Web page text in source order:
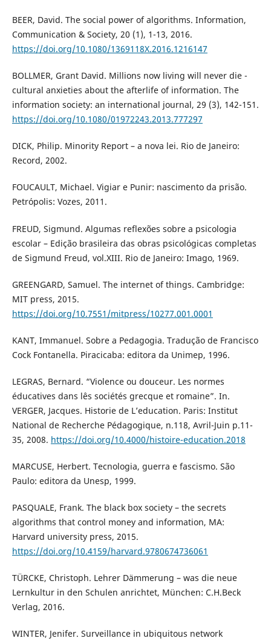
BEER, David. The social power of algorithms. Information,
Communication & Society, 20 (1), 1-13, 2016.
https://doi.org/10.1080/1369118X.2016.1216147
BOLLMER, Grant David. Millions now living will never die -
cultural anxieties about the afterlife of information. The
information society: an international journal, 29 (3), 142-151.
https://doi.org/10.1080/01972243.2013.777297
DICK, Philip. Minority Report – a nova lei. Rio de Janeiro:
Record, 2002.
FOUCAULT, Michael. Vigiar e Punir: nascimento da prisão.
Petrópolis: Vozes, 2011.
FREUD, Sigmund. Algumas reflexões sobre a psicologia
escolar – Edição brasileira das obras psicológicas completas
de Sigmund Freud, vol.XIII. Rio de Janeiro: Imago, 1969.
GREENGARD, Samuel. The internet of things. Cambridge:
MIT press, 2015.
https://doi.org/10.7551/mitpress/10277.001.0001
KANT, Immanuel. Sobre a Pedagogia. Tradução de Francisco
Cock Fontanella. Piracicaba: editora da Unimep, 1996.
LEGRAS, Bernard. “Violence ou douceur. Les normes
éducatives dans lês sociétés grecque et romaine”. In.
VERGER, Jacques. Historie de L’education. Paris: Institut
National de Recherche Pédagogique, n.118, Avril-Juin p.11-
35, 2008. https://doi.org/10.4000/histoire-education.2018
MARCUSE, Herbert. Tecnologia, guerra e fascismo. São
Paulo: editora da Unesp, 1999.
PASQUALE, Frank. The black box society – the secrets
algorithms that control money and information, MA:
Harvard university press, 2015.
https://doi.org/10.4159/harvard.9780674736061
TÜRCKE, Christoph. Lehrer Dämmerung – was die neue
Lernkultur in den Schulen anrichtet, München: C.H.Beck
Verlag, 2016.
WINTER, Jenifer. Surveillance in ubiquitous network